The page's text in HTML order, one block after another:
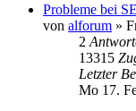
Probleme bei
von alforum »
2
13315
Letzter
Mo 17.